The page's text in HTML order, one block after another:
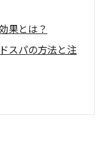
果とは？
スパの方法と注